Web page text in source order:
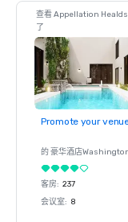
查看 Appellation
了
Promote your
的 豪华酒店
客房: 237
会议室: 8